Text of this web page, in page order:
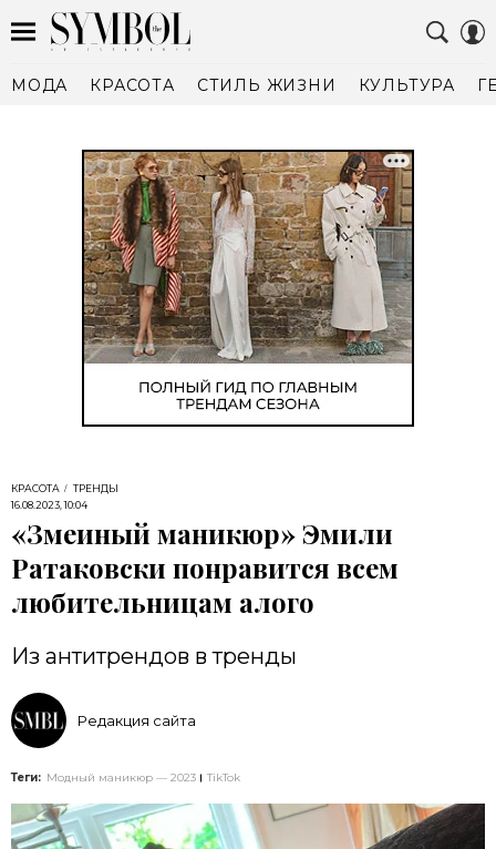
МОДА КРАСОТА СТИЛЬ ЖИЗНИ КУЛЬТУРА
КРАСОТА
ТРЕНДЫ
16.08.2023, 10:04
«Змеиный маникюр» Эмили
Ратаковски понравится всем
любительницам алого
Из антитрендов в тренды
Редакция сайта
Теги: Модный маникюр — 2023 TikTok